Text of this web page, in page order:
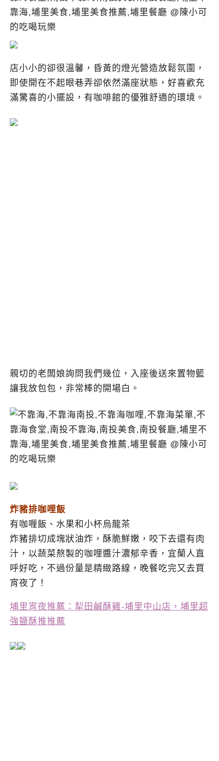
店小小的卻很溫馨，昏黃的燈光營造放鬆氛圍，
即使開在不起眼巷弄卻依然滿座狀態，好喜歡充
滿驚喜的小擺設，有咖啡館的優雅舒適的環境。
親切的老闆娘詢問我們幾位，入座後送來置物籃
讓我放包包，非常棒的開場白。
炸豬排咖哩飯
有咖喱飯、水果和小杯烏龍茶
炸豬排切成塊狀油炸，酥脆鮮嫩，咬下去還有肉
汁，以蔬菜熬製的咖哩醬汁濃郁辛香，宜蘭人直
呼好吃，不過份量是精緻路線，晚餐吃完又去買
宵夜了！
埔里宵夜推薦：犁田鹹酥雞-埔里中山店，埔里超
強鹽酥推推薦